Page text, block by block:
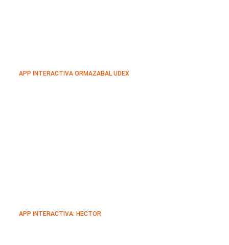
APP INTERACTIVA ORMAZABAL UDEX
APP INTERACTIVA: HECTOR